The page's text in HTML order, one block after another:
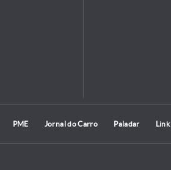
PME Jornal do Carro Paladar Link